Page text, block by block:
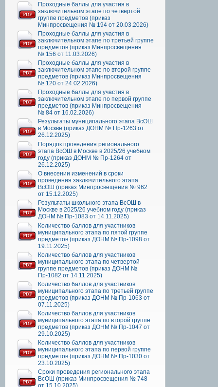
Проходные баллы для участия в
заключительном этапе по четвертой
группе предметов (приказ
Минпросвещения № 194 от 20.03.2026)
Проходные баллы для участия в
заключительном этапе по третьей группе
предметов (приказ Минпросвещения
№ 156 от 11.03.2026)
Проходные баллы для участия в
заключительном этапе по второй группе
предметов (приказ Минпросвещения
№ 120 от 24.02.2026)
Проходные баллы для участия в
заключительном этапе по первой группе
предметов (приказ Минпросвещения
№ 84 от 16.02.2026)
Результаты муниципального этапа ВсОШ
в Москве (приказ ДОНМ № Пр-1263 от
26.12.2025)
Порядок проведения регионального
этапа ВсОШ в Москве в 2025/26 учебном
году (приказ ДОНМ № Пр-1264 от
26.12.2025)
О внесении изменений в сроки
проведения заключительного этапа
ВсОШ (приказ Минпросвещения № 962
от 15.12.2025)
Результаты школьного этапа ВсОШ в
Москве в 2025/26 учебном году (приказ
ДОНМ № Пр-1083 от 14.11.2025)
Количество баллов для участников
муниципального этапа по пятой группе
предметов (приказ ДОНМ № Пр-1098 от
19.11.2025)
Количество баллов для участников
муниципального этапа по четвертой
группе предметов (приказ ДОНМ №
Пр-1082 от 14.11.2025)
Количество баллов для участников
муниципального этапа по третьей группе
предметов (приказ ДОНМ № Пр-1063 от
07.11.2025)
Количество баллов для участников
муниципального этапа по второй группе
предметов (приказ ДОНМ № Пр-1047 от
29.10.2025)
Количество баллов для участников
муниципального этапа по первой группе
предметов (приказ ДОНМ № Пр-1030 от
23.10.2025)
Сроки проведения регионального этапа
ВсОШ (приказ Минпросвещения № 748
от 15.10.2025)